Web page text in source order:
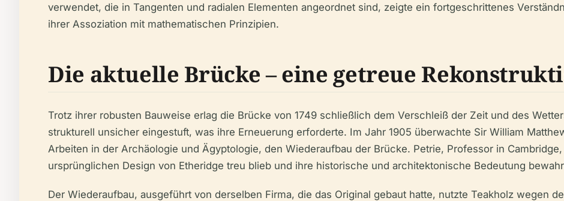
verwendet, die in Tangenten und radialen Elementen angeordnet sind, zeigte ein fortgeschrittenes
ihrer Assoziation mit mathematischen Prinzipien.
Die aktuelle Brücke – eine getreue
Trotz ihrer robusten Bauweise erlag die Brücke von 1749 schließlich dem Verschleiß der Zeit und des
strukturell unsicher eingestuft, was ihre Erneuerung erforderte. Im Jahr 1905 überwachte Sir William
Arbeiten in der Archäologie und Ägyptologie, den Wiederaufbau der Brücke. Petrie, Professor in
ursprünglichen Design von Etheridge treu blieb und ihre historische und architektonische Bedeutung
Der Wiederaufbau, ausgeführt von derselben Firma, die das Original gebaut hatte, nutzte Teakholz wegen